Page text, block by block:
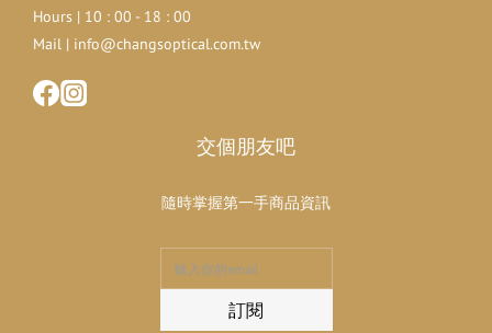
Hours | 10 : 00 - 18 : 00
Mail | info@changsoptical.com.tw
交個朋友吧
隨時掌握第一手商品資訊
訂閱